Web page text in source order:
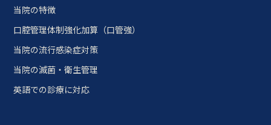
当院の特徴
口腔管理体制強化加算（口管強）
当院の流行感染症対策
当院の滅菌・衛生管理
英語での診療に対応